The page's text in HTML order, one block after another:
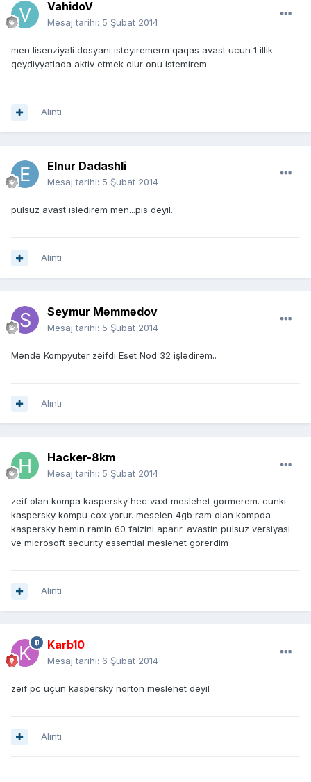
VahidoV
Mesaj tarihi: 5 Şubat 2014
men lisenziyali dosyani isteyiremerm qaqas avast ucun 1 illik
qeydiyyatlada aktiv etmek olur onu istemirem
Alıntı
Elnur Dadashli
Mesaj tarihi: 5 Şubat 2014
pulsuz avast isledirem men...pis deyil...
Alıntı
Seymur Məmmədov
Mesaj tarihi: 5 Şubat 2014
Məndə Kompyuter zəifdi Eset Nod 32 işlədirəm..
Alıntı
Hacker-8km
Mesaj tarihi: 5 Şubat 2014
zeif olan kompa kaspersky hec vaxt meslehet gormerem. cunki
kaspersky kompu cox yorur. meselen 4gb ram olan kompda
kaspersky hemin ramin 60 faizini aparir. avastin pulsuz versiyasi
ve microsoft security essential meslehet gorerdim
Alıntı
Karb10
Mesaj tarihi: 6 Şubat 2014
zeif pc üçün kaspersky norton meslehet deyil
Alıntı